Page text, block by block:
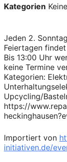
Kategorien
Jeden 2.
Feiertagen
Bis 13:00 Uhr
keine Termine
Kategorien:
Upcycling/
https://
Importiert von
initiativen.de/